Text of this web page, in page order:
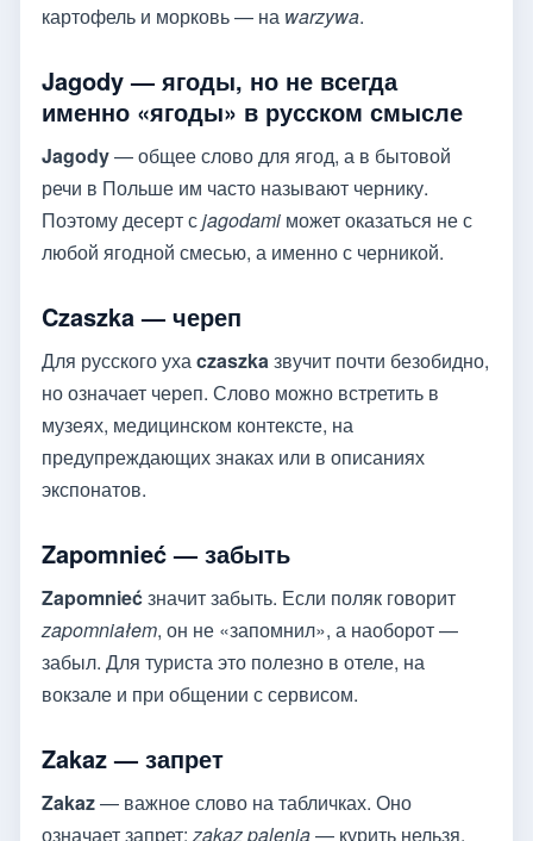
картофель и морковь — на warzywa.
Jagody — ягоды, но не всегда
именно «ягоды» в русском смысле
Jagody— общее слово для ягод, а в бытовой
речи в Польше им часто называют чернику.
Поэтому десерт сjagodami может оказаться не с
любой ягодной смесью, а именно с черникой.
Czaszka — череп
Для русского ухаczaszkaзвучит почти безобидно,
но означает череп. Слово можно встретить в
музеях, медицинском контексте, на
предупреждающих знаках или в описаниях
экспонатов.
Zapomnieć — забыть
Zapomniećзначит забыть. Если поляк говорит
zapomniałem, он не «запомнил», а наоборот —
забыл. Для туриста это полезно в отеле, на
вокзале и при общении с сервисом.
Zakaz — запрет
Zakaz— важное слово на табличках. Оно
означает запрет: zakaz palenia— курить нельзя,